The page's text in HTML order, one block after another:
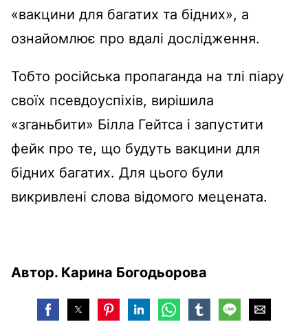
«вакцини для багатих та бідних», а
ознайомлює про вдалі дослідження.
Тобто російська пропаганда на тлі піару
своїх псевдоуспіхів, вирішила
«зганьбити» Білла Гейтса і запустити
фейк про те, що будуть вакцини для
бідних багатих. Для цього були
викривлені слова відомого мецената.
Автор. Карина Богодьорова